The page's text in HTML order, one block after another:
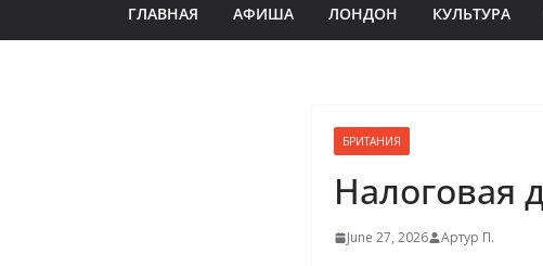
ГЛАВНАЯ АФИША ЛОНДОН КУЛЬТУРА
БРИТАНИЯ
Налоговая
June 27, 2026 Артур П.